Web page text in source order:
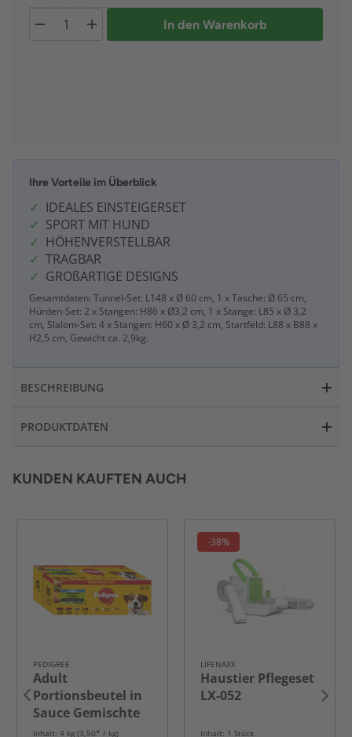
In den Warenkorb
Ihre Vorteile im Überblick
IDEALES EINSTEIGERSET
SPORT MIT HUND
HÖHENVERSTELLBAR
TRAGBAR
GROßARTIGE DESIGNS
Gesamtdaten: Tunnel-Set: L148 x Ø 60 cm, 1 x Tasche: Ø 65 cm,
Hürden-Set: 2 x Stangen: H86 x Ø3,2 cm, 1 x Stange: L85 x Ø 3,2
cm, Slalom-Set: 4 x Stangen: H60 x Ø 3,2 cm, Startfeld: L88 x B88 x
H2,5 cm, Gewicht ca. 2,9kg.
BESCHREIBUNG
PRODUKTDATEN
KUNDEN KAUFTEN AUCH
PEDIGREE
Adult
Portionsbeutel in
Sauce Gemischte
Selektion mit 4
Inhalt: 4 kg (3,50* / kg)
-38%
LIFENAXX
Haustier Pflegeset
LX-052
Inhalt: 1 Stück